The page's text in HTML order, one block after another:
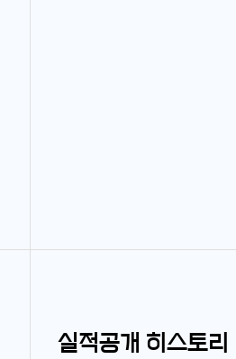
실적공개 히스토리